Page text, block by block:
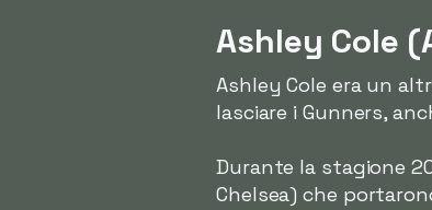
Ashley Cole
Ashley Cole era un
lasciare i Gunners,
Durante la stagione
Chelsea) che